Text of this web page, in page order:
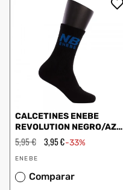
CALCETINES ENEBE
REVOLUTION NEGRO/AZUL
40400.A67
Precio
habitual
5,95 € Precio
de
3,95 €-33%
Proveedor:
ENEBE
Comparar